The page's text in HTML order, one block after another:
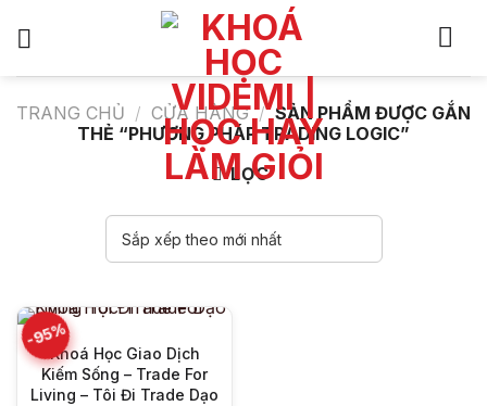
TRANG CHỦ / CỬA HÀNG / SẢN PHẨM ĐƯỢC GẮN
THẺ “PHƯƠNG PHÁP TRADING LOGIC”
LỌC
-95%
Khoá Học Giao Dịch
Kiếm Sống – Trade For
Living – Tôi Đi Trade Dạo